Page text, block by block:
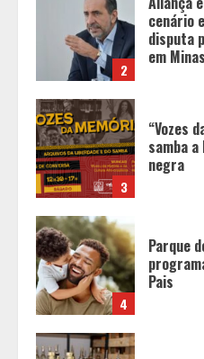
3
“Vozes
samba
negra
4
Parque
Pais
5
BH será